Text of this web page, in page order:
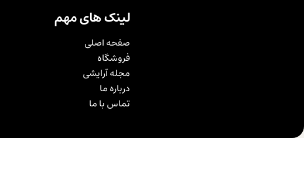
لینک های مهم
صفحه اصلی
فروشگاه
مجله آرایشی
درباره ما
تماس با ما